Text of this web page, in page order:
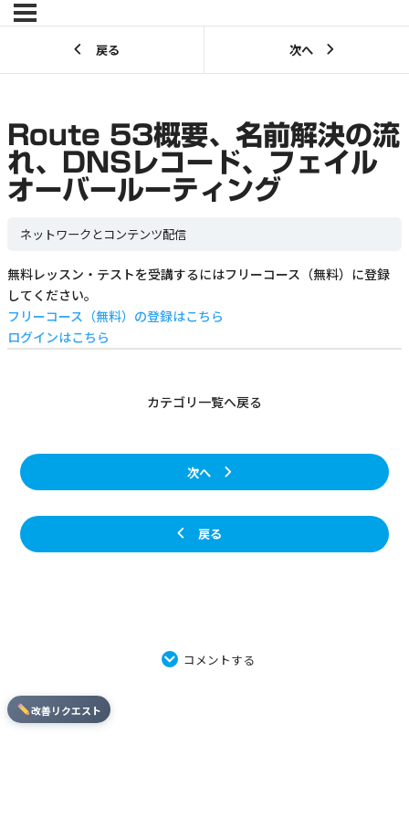
戻る 次へ
Route 53概要、名前解決の流
れ、DNSレコード、フェイル
オーバールーティング
ネットワークとコンテンツ配信
無料レッスン・テストを受講するにはフリーコース（無料）に登録
してください。
フリーコース（無料）の登録はこちら
ログインはこちら
戻る
カテゴリ一覧へ戻る
次へ
コメントする
改善リクエスト